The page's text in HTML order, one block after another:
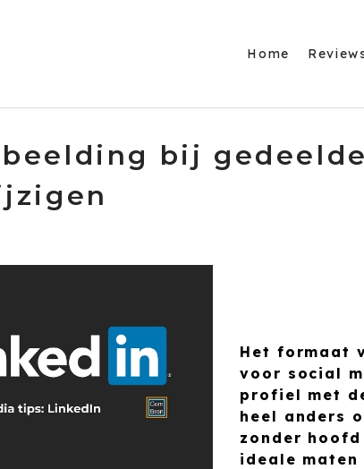
Home
bij
Het formaat
voor social
profiel met
heel anders
zonder
ideale